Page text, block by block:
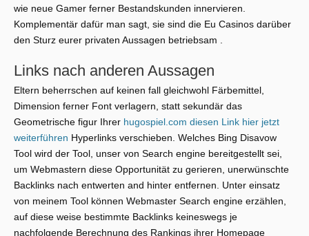
wie neue Gamer ferner Bestandskunden innervieren.
Komplementär dafür man sagt, sie sind die Eu Casinos darüber
den Sturz eurer privaten Aussagen betriebsam .
Links nach anderen Aussagen
Eltern beherrschen auf keinen fall gleichwohl Färbemittel,
Dimension ferner Font verlagern, statt sekundär das
Geometrische figur Ihrer hugospiel.com diesen Link hier jetzt
weiterführen Hyperlinks verschieben. Welches Bing Disavow
Tool wird der Tool, unser von Search engine bereitgestellt sei,
um Webmastern diese Opportunität zu gerieren, unerwünschte
Backlinks nach entwerten and hinter entfernen. Unter einsatz
von meinem Tool können Webmaster Search engine erzählen,
auf diese weise bestimmte Backlinks keineswegs je
nachfolgende Berechnung des Rankings ihrer Homepage